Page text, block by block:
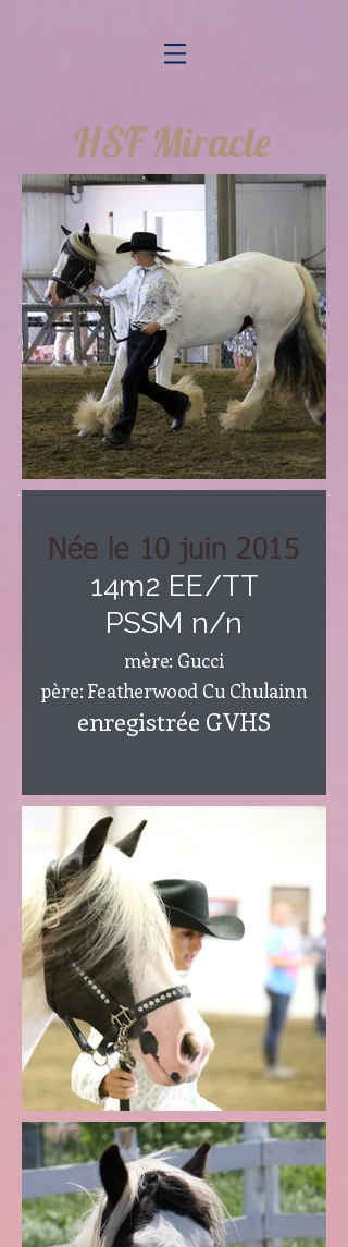
HSF Miracle
Née le 10 juin 2015
14m2 EE/TT
PSSM n/n
mère: Gucci
père: Featherwood Cu Chulainn
enregistrée GVHS